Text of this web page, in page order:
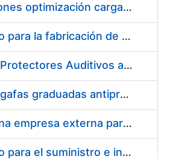
Pliego condiciones optimización cargas compras firmado
Acuerdo marco para la fabricación de piezas
Suministro de Protectores Auditivos a medida para las personas trabajadoras de los Centros de Trabajo de Madrid y Burgos
Suministro de gafas graduadas antiproyecciones para los trabajadores de la FNMT-RCM en los centros de trabajo de Madrid y Burgos
Servicios de una empresa externa para el asesoramiento y resolución de los recursos de alzada que se presentan relacionados con procesos de selección para la FNMT-RCM
Acuerdo marco para el suministro e instalación de persianas, estores y otros complementos